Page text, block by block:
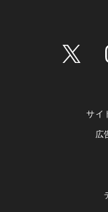
サイ
広